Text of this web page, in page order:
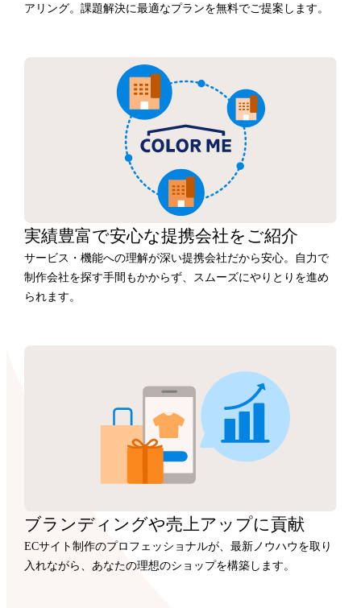
アリング。課題解決に最適なプランを無料でご提案します。
実績豊富で安心な提携会社を ご紹介
サービス・機能への理解が深い提携会社だから安心。自力で
制作会社を探す手間もかからず、スムーズにやりとりを進め
られます。
ブランディングや売上アップに貢献
ECサイト制作のプロフェッショナルが、最新ノウハウを取り
入れながら、あなたの理想のショップを構築します。